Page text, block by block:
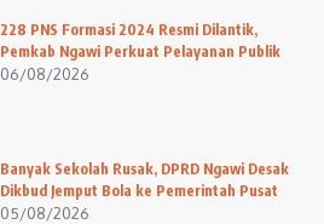
228 PNS Formasi 2024 Resmi Dilantik,
Pemkab Ngawi Perkuat Pelayanan Publik
06/08/2026
Banyak Sekolah Rusak, DPRD Ngawi Desak
Dikbud Jemput Bola ke Pemerintah Pusat
05/08/2026